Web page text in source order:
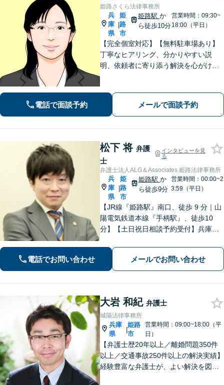
姫路さくら法律事務所
兵
庫
県
|
姫
路
市
姫路駅 か
ら徒歩10分
営業時間：09:30~
18:00（平日）
【完全個室対応】【無料駐車場あり】
丁寧なヒアリング、分かりやすい説
明、依頼者に寄り添う解決を心がけて
し、賃料請求、区分所有等）に関する
問題についてもご相談下さい。
電話で面談予約 メールで面談予約
松下 将 弁護
士
インタビューを見
る
弁護士法人ALG＆Associates 姫路法律事務所
兵
庫
県
|
姫
路
市
姫路駅 か
ら徒歩9分
営業時間：00:00~2
3:59（平日）
【JR線『姫路駅』南口、徒歩 9 分｜山
陽電気鉄道本線『手柄駅』、徒歩10
分】【土日祝日相談予約受付】兵庫県
と専門性を持つ弁護士が解決を目指し
電話でお問い合わせ メールでお問い合わせ
大岩 和紀 弁護士
城陽法律事務所
兵庫
県
|
姫路
市
営業時間：09:00~18:00（平
日）
【弁護士歴20年以上／離婚問題350件
以上／交通事故250件以上の解決実績】
経験豊富な弁護士が、よい解決を図り